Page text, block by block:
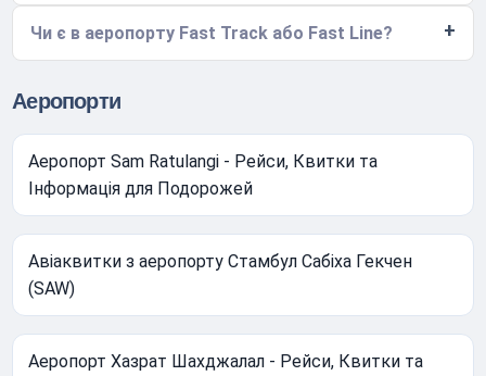
Чи є в аеропорту Fast Track або Fast Line?
Аеропорти
Аеропорт Sam Ratulangi - Рейси, Квитки та
Інформація для Подорожей
Авіаквитки з аеропорту Стамбул Сабіха Гекчен
(SAW)
Аеропорт Хазрат Шахджалал - Рейси, Квитки та